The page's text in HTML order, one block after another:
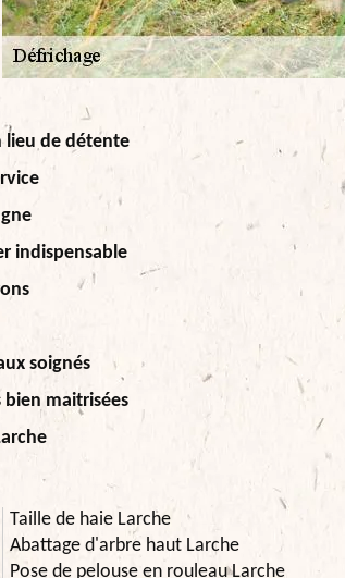
lieu de détente
indispensable
soignés
bien maitrisées
Taille de haie Larche
Abattage d'arbre haut Larche
Pose de pelouse en rouleau Larche